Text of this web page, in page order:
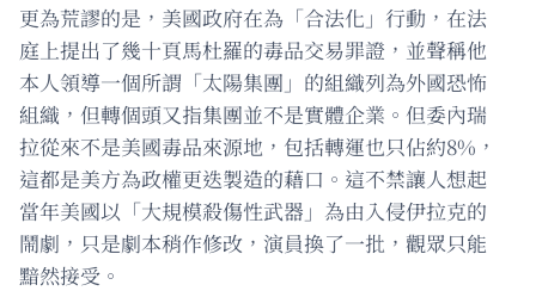
更為荒謬的是，美國政府在為「合法化」行動，在法
庭上提出了幾十頁馬杜羅的毒品交易罪證，並聲稱他
本人領導一個所謂「太陽集團」的組織列為外國恐怖
組織，但轉個頭又指集團並不是實體企業。但委內瑞
拉從來不是美國毒品來源地，包括轉運也只佔約8%，
這都是美方為政權更迭製造的藉口。這不禁讓人想起
當年美國以「大規模殺傷性武器」為由入侵伊拉克的
鬧劇，只是劇本稍作修改，演員換了一批，觀眾只能
黯然接受。